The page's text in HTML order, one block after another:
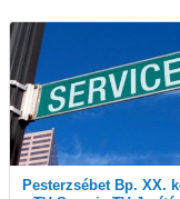
Pesterzsébet Bp. XX. ker.